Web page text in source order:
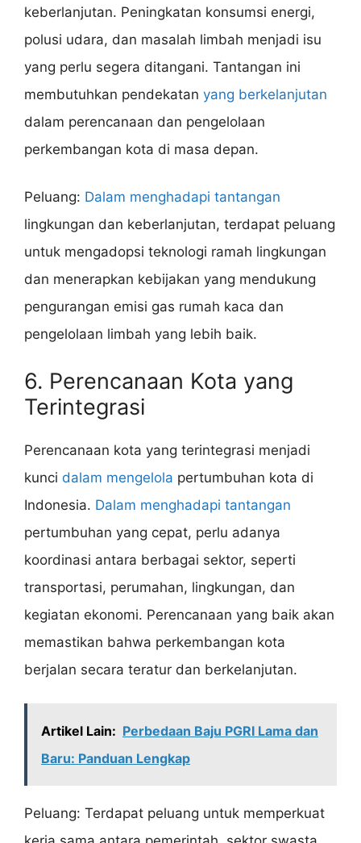
keberlanjutan. Peningkatan konsumsi energi,
polusi udara, dan masalah limbah menjadi isu
yang perlu segera ditangani. Tantangan ini
membutuhkan pendekatan yang berkelanjutan
dalam perencanaan dan pengelolaan
perkembangan kota di masa depan.
Peluang: Dalam menghadapi tantangan
lingkungan dan keberlanjutan, terdapat peluang
untuk mengadopsi teknologi ramah lingkungan
dan menerapkan kebijakan yang mendukung
pengurangan emisi gas rumah kaca dan
pengelolaan limbah yang lebih baik.
6. Perencanaan Kota yang
Terintegrasi
Perencanaan kota yang terintegrasi menjadi
kunci dalam mengelola pertumbuhan kota di
Indonesia. Dalam menghadapi tantangan
pertumbuhan yang cepat, perlu adanya
koordinasi antara berbagai sektor, seperti
transportasi, perumahan, lingkungan, dan
kegiatan ekonomi. Perencanaan yang baik akan
memastikan bahwa perkembangan kota
berjalan secara teratur dan berkelanjutan.
Artikel Lain: Perbedaan Baju PGRI Lama dan
Baru: Panduan Lengkap
Peluang: Terdapat peluang untuk memperkuat